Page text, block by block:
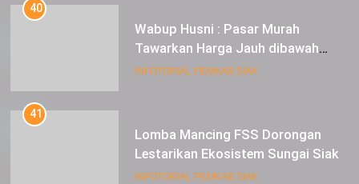
40
Wabup Husni : Pasar Murah
Tawarkan Harga Jauh dibawah
Pasar Tradisional
INFOTORIAL PEMKAB SIAK
41
Lomba Mancing FSS Dorongan
Lestarikan Ekosistem Sungai Siak
INFOTORIAL PEMKAB SIAK